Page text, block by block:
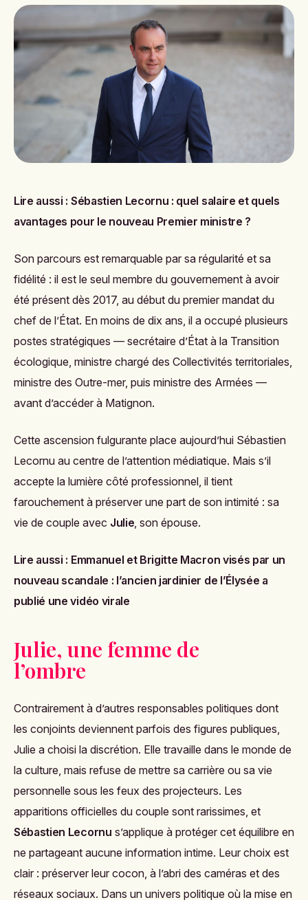
Lire aussi : Sébastien Lecornu : quel salaire et quels
avantages pour le nouveau Premier ministre ?
Son parcours est remarquable par sa régularité et sa
fidélité : il est le seul membre du gouvernement à avoir
été présent dès 2017, au début du premier mandat du
chef de l’État. En moins de dix ans, il a occupé plusieurs
postes stratégiques — secrétaire d’État à la Transition
écologique, ministre chargé des Collectivités territoriales,
ministre des Outre-mer, puis ministre des Armées —
avant d’accéder à Matignon.
Cette ascension fulgurante place aujourd’hui Sébastien
Lecornu au centre de l’attention médiatique. Mais s’il
accepte la lumière côté professionnel, il tient
farouchement à préserver une part de son intimité : sa
vie de couple avec Julie , son épouse.
Lire aussi : Emmanuel et Brigitte Macron visés par un
nouveau scandale : l’ancien jardinier de l’Élysée a
publié une vidéo virale
Julie, une femme de
l’ombre
Contrairement à d’autres responsables politiques dont
les conjoints deviennent parfois des figures publiques,
Julie a choisi la discrétion. Elle travaille dans le monde de
la culture, mais refuse de mettre sa carrière ou sa vie
personnelle sous les feux des projecteurs. Les
apparitions officielles du couple sont rarissimes, et
Sébastien Lecornu s’applique à protéger cet équilibre en
ne partageant aucune information intime. Leur choix est
clair : préserver leur cocon, à l’abri des caméras et des
réseaux sociaux. Dans un univers politique où la mise en